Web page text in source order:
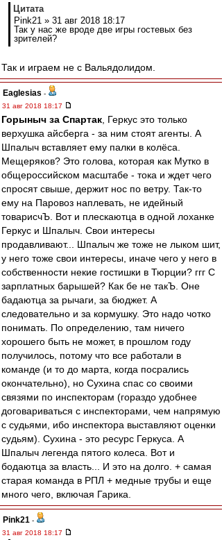
Цитата
Pink21 » 31 авг 2018 18:17
Так у нас же вроде две игры гостевых без
зрителей?
Так и играем не с Вальядолидом.
Eaglesias -
31 авг 2018 18:17
Горыныч за Спартак , Геркус это только
верхушка айсберга - за ним стоят агенты. А
Шпалыч вставляет ему палки в колёса.
Мещеряков? Это голова, которая как Мутко в
общероссийском масштабе - тока и ждет чего
спросят свыше, держит нос по ветру. Так-то
ему на Паровоз наплевать, не идейный
товарисчЪ. Вот и плескаютца в одной лоханке
Геркус и Шпалыч. Свои интересы
продавливают... Шпалыч же тоже не лыком шит,
у него тоже свои интересы, иначе чего у него в
собственности некие гостишки в Тюрции? ггг С
зарплатных барышей? Как бе не такЪ. Оне
бадаютца за рычаги, за бюджет. А
следовательно и за кормушку. Это надо чотко
понимать. По определению, там ничего
хорошего быть не может, в прошлом году
получилось, потому что все работали в
команде (и то до марта, когда посрались
окончательно), но Сухина спас со своими
связями по инспекторам (гораздо удобнее
договариваться с инспекторами, чем напрямую
с судьями, ибо инспектора выставляют оценки
судьям). Сухина - это ресурс Геркуса. А
Шпалыч легенда пятого колеса. Вот и
бодаютца за власть... И это на долго. + самая
старая команда в РПЛ + медные трубы и еще
много чего, включая Гарика.
Pink21 -
31 авг 2018 18:17